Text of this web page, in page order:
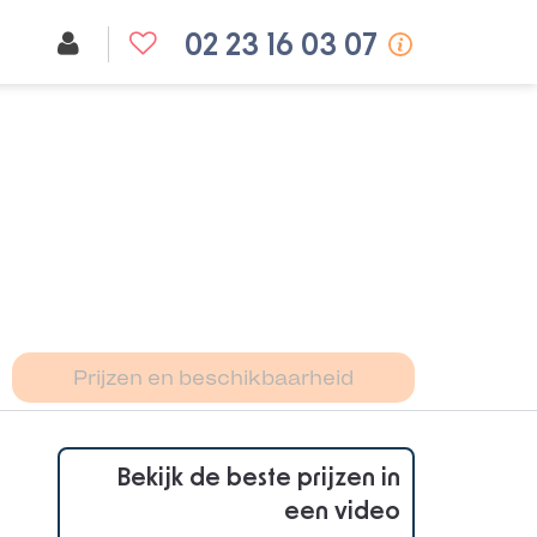
02 23 16 03 07
Prijzen en beschikbaarheid
Bekijk de beste prijzen in
een video